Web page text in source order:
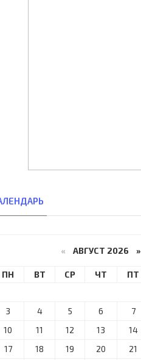
« АВГУСТ 2026 »
ПН ВТ СР ЧТ ПТ
3
4 5 6 7
10
11 12 13 14
17
18 19 20 21